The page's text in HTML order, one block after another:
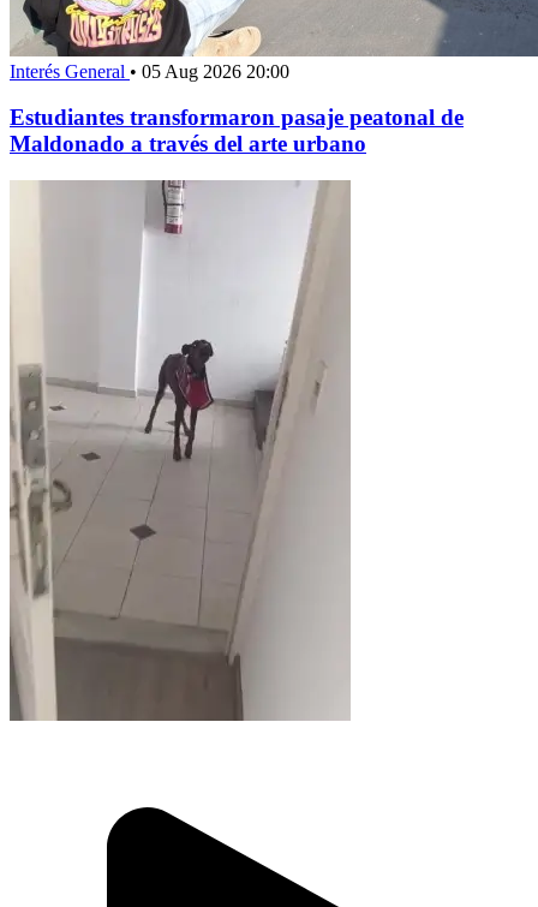
Interés General • 05 Aug 2026 20:00
Estudiantes transformaron pasaje peatonal de
Maldonado a través del arte urbano